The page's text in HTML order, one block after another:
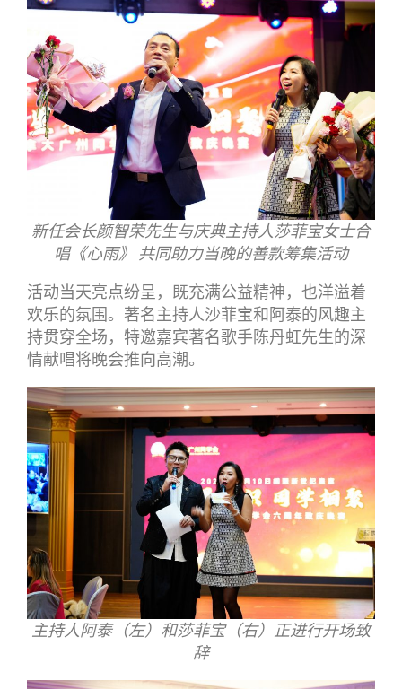
新任会长颜智荣先生与庆典主持人莎菲宝女士合
唱《心雨》 共同助力当晚的善款筹集活动
活动当天亮点纷呈，既充满公益精神，也洋溢着
欢乐的氛围。著名主持人沙菲宝和阿泰的风趣主
持贯穿全场，特邀嘉宾著名歌手陈丹虹先生的深
情献唱将晚会推向高潮。
主持人阿泰（左）和莎菲宝（右）正进行开场致
辞